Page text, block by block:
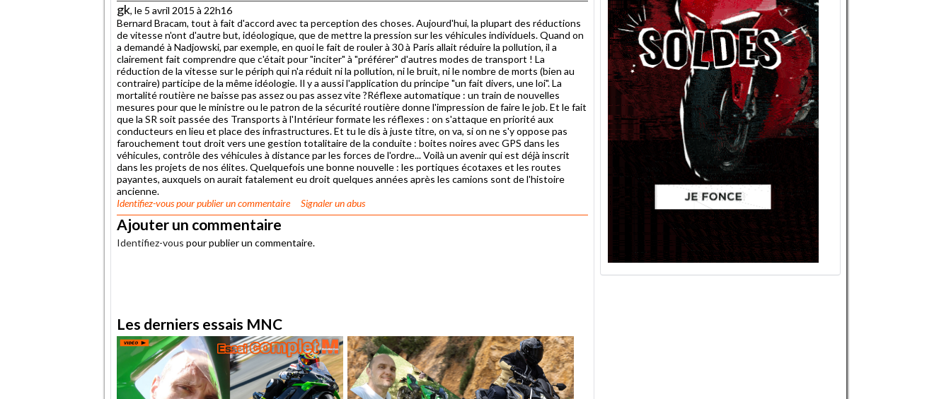
gk, le 5 avril 2015 à 22h16
Bernard Bracam, tout à fait d'accord avec ta perception des choses. Aujourd'hui, la plupart des réductions
de vitesse n'ont d'autre but, idéologique, que de mettre la pression sur les véhicules individuels. Quand on
a demandé à Nadjowski, par exemple, en quoi le fait de rouler à 30 à Paris allait réduire la pollution, il a
clairement fait comprendre que c'était pour "inciter" à "préférer" d'autres modes de transport ! La
réduction de la vitesse sur le périph qui n'a réduit ni la pollution, ni le bruit, ni le nombre de morts (bien au
contraire) participe de la même idéologie. Il y a aussi l'application du principe "un fait divers, une loi". La
mortalité routière ne baisse pas assez ou pas assez vite ?Réflexe automatique : un train de nouvelles
mesures pour que le ministre ou le patron de la sécurité routière donne l'impression de faire le job. Et le fait
que la SR soit passée des Transports à l'Intérieur formate les réflexes : on s'attaque en priorité aux
conducteurs en lieu et place des infrastructures. Et tu le dis à juste titre, on va, si on ne s'y oppose pas
farouchement tout droit vers une gestion totalitaire de la conduite : boites noires avec GPS dans les
véhicules, contrôle des véhicules à distance par les forces de l'ordre... Voilà un avenir qui est déjà inscrit
dans les projets de nos élites. Quelquefois une bonne nouvelle : les portiques écotaxes et les routes
payantes, auxquels on aurait fatalement eu droit quelques années après les camions sont de l'histoire
ancienne.
Identifiez-vouspour publier un commentaire Signaler un abus
Ajouter un commentaire
Identifiez-vous pour publier un commentaire.
Les derniers essais MNC